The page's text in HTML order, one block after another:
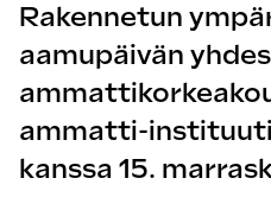
Rakennetun
aamupäivän
ammatti-
kanssa 15.